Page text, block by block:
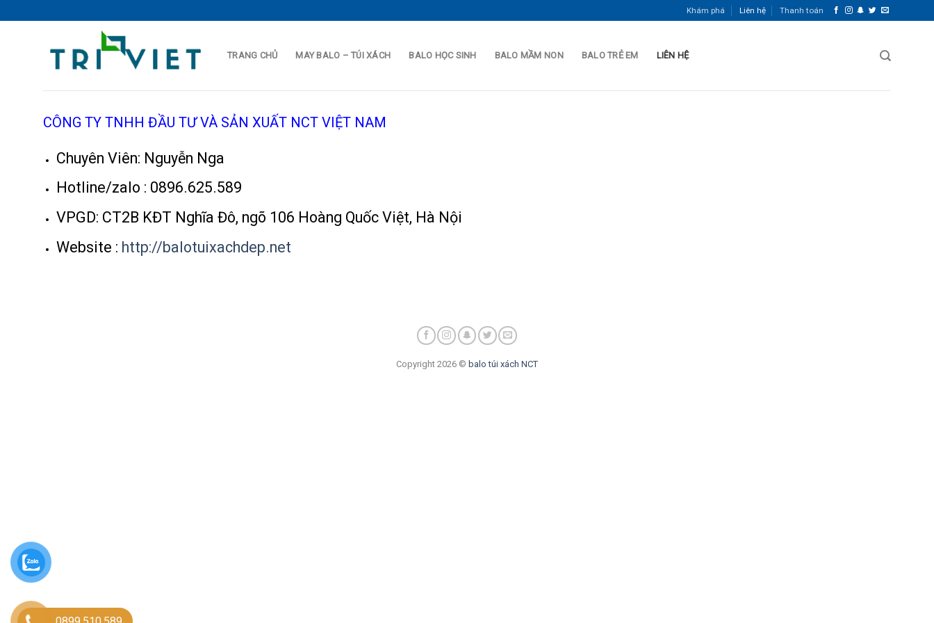
to
Khám phá Liên hệ Thanh toán
TRANG CHỦ MAY BALO – TÚI XÁCH BALO HỌC SINH BALO MẦM NON BALO TRẺ EM LIÊN HỆ
CÔNG TY TNHH ĐẦU TƯ VÀ SẢN XUẤT NCT VIỆT NAM
Chuyên Viên: Nguyễn Nga
Hotline/zalo : 0896.625.589
VPGD: CT2B KĐT Nghĩa Đô, ngõ 106 Hoàng Quốc Việt, Hà Nội
Website : http://balotuixachdep.net
Copyright 2026 © balo túi xách NCT